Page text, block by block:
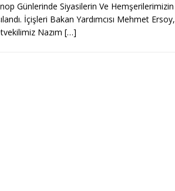
Günlerinde Siyasilerin Ve Hemşerilerimizin
İçişleri Bakan Yardımcısı Mehmet Ersoy,
Nazım […]